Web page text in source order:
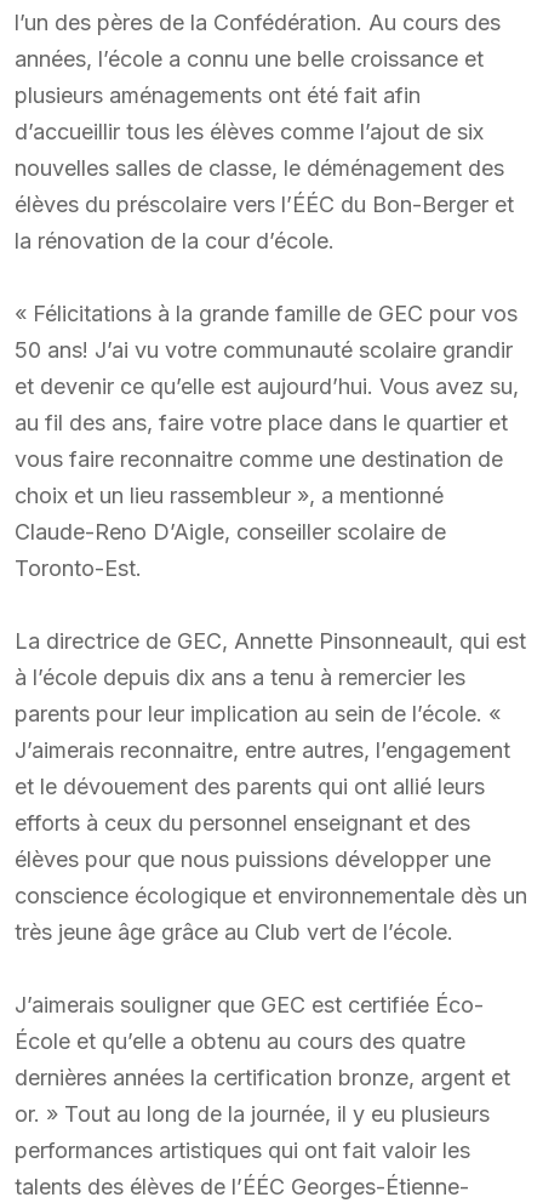
l’un des pères de la Confédération. Au cours des
années, l’école a connu une belle croissance et
plusieurs aménagements ont été fait afin
d’accueillir tous les élèves comme l’ajout de six
nouvelles salles de classe, le déménagement des
élèves du préscolaire vers l’ÉÉC du Bon-Berger et
la rénovation de la cour d’école.
« Félicitations à la grande famille de GEC pour vos
50 ans! J’ai vu votre communauté scolaire grandir
et devenir ce qu’elle est aujourd’hui. Vous avez su,
au fil des ans, faire votre place dans le quartier et
vous faire reconnaitre comme une destination de
choix et un lieu rassembleur », a mentionné
Claude-Reno D’Aigle, conseiller scolaire de
Toronto-Est.
La directrice de GEC, Annette Pinsonneault, qui est
à l’école depuis dix ans a tenu à remercier les
parents pour leur implication au sein de l’école. «
J’aimerais reconnaitre, entre autres, l’engagement
et le dévouement des parents qui ont allié leurs
efforts à ceux du personnel enseignant et des
élèves pour que nous puissions développer une
conscience écologique et environnementale dès un
très jeune âge grâce au Club vert de l’école.
J’aimerais souligner que GEC est certifiée Éco-
École et qu’elle a obtenu au cours des quatre
dernières années la certification bronze, argent et
or. » Tout au long de la journée, il y eu plusieurs
performances artistiques qui ont fait valoir les
talents des élèves de l’ÉÉC Georges-Étienne-